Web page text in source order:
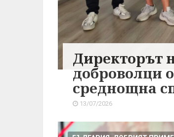
Директорът
доброволци
среднощна
13/07/2026